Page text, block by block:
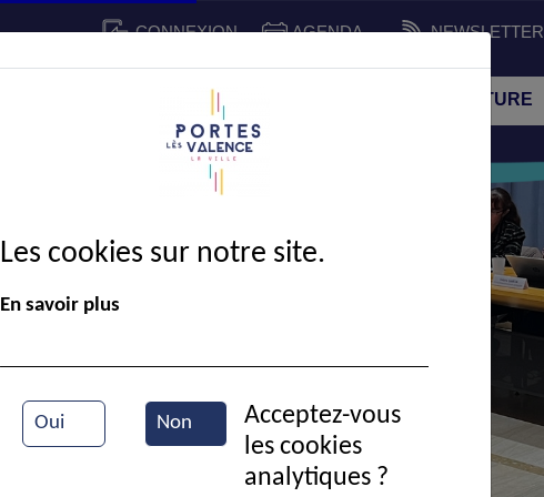
CONNEXION AGENDA NEWSLETTER
CADRE DE VIE SPORT ET CULTURE
Au conseil municipal
Les cookies sur notre site.
En savoir plus
Oui Non
Acceptez-vous
les cookies
analytiques ?